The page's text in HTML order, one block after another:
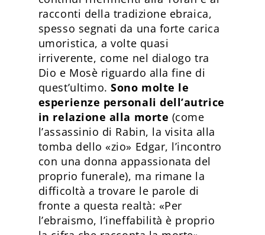
racconti della tradizione ebraica,
spesso segnati da una forte carica
umoristica, a volte quasi
irriverente, come nel dialogo tra
Dio e Mosè riguardo alla fine di
quest’ultimo.Sono molte le
esperienze personali dell’autrice
in relazione alla morte (come
l’assassinio di Rabin, la visita alla
tomba dello «zio» Edgar, l’incontro
con una donna appassionata del
proprio funerale), ma rimane la
difficoltà a trovare le parole di
fronte a questa realtà: «Per
l’ebraismo, l’ineffabilità è proprio